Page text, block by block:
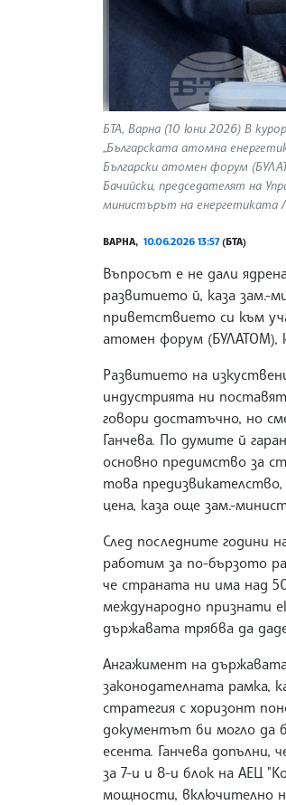
БТА, Варна (10 юни 2026) В
„Българската атомна
Български атомен форум
Бачийски, председателят на
министърът на енергетиката
ВАРНА, 10.06.2026 13:57(БТА)
Въпросът е не дали
развитието й, каза зам.-
приветствието си към
атомен форум (БУЛАТОМ),
Развитието на
индустрията ни
говори достатъчно, но
Ганчева. По думите й
основно предимство за
това
цена, каза още зам.-
След последните години
работим за по-бързото
че страната ни има над
международно признати
държавата трябва да
Ангажимент на държавата
законодателната рамка,
стратегия с хоризонт
документът би могло да
есента. Ганчева
за 7-и и 8-и блок на АЕЦ
мощности, включително